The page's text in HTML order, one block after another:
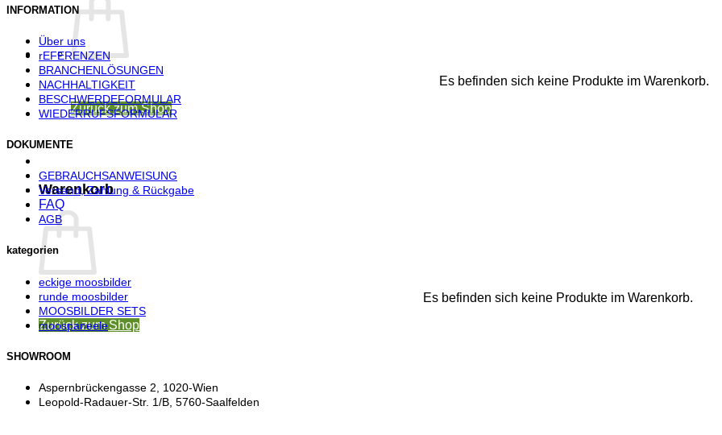
Es befinden sich keine Produkte im Warenkorb.
Zurück zum Shop
Warenkorb
Es befinden sich keine Produkte im Warenkorb.
Zurück zum Shop
INFORMATION
Über uns
rEFERENZEN
BRANCHENLÖSUNGEN
NACHHALTIGKEIT
BESCHWERDEFORMULAR
WIEDERRUFSFORMULAR
DOKUMENTE
GEBRAUCHSANWEISUNG
Versand, Zahlung & Rückgabe
FAQ
AGB
kategorien
eckige moosbilder
runde moosbilder
MOOSBILDER SETS
moospaneele
SHOWROOM
Aspernbrückengasse 2, 1020-Wien
Leopold-Radauer-Str. 1/B, 5760-Saalfelden